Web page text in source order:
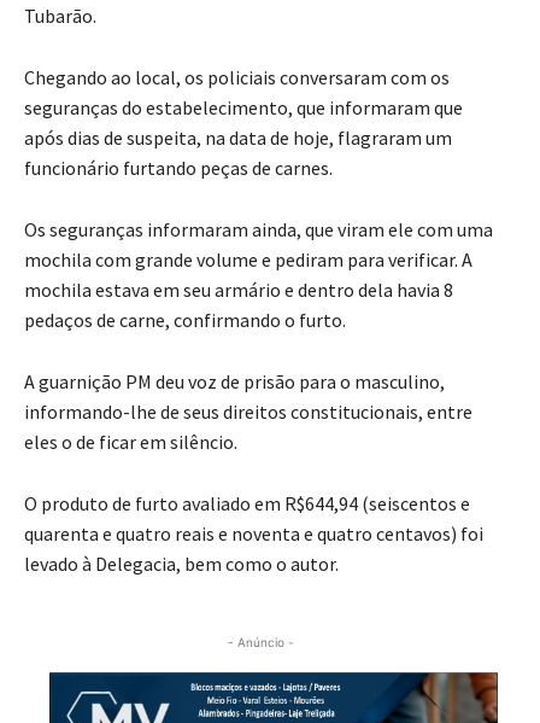
Tubarão.
Chegando ao local, os policiais conversaram com os
seguranças do estabelecimento, que informaram que
após dias de suspeita, na data de hoje, flagraram um
funcionário furtando peças de carnes.
Os seguranças informaram ainda, que viram ele com uma
mochila com grande volume e pediram para verificar. A
mochila estava em seu armário e dentro dela havia 8
pedaços de carne, confirmando o furto.
A guarnição PM deu voz de prisão para o masculino,
informando-lhe de seus direitos constitucionais, entre
eles o de ficar em silêncio.
O produto de furto avaliado em R$644,94 (seiscentos e
quarenta e quatro reais e noventa e quatro centavos) foi
levado à Delegacia, bem como o autor.
- Anúncio -